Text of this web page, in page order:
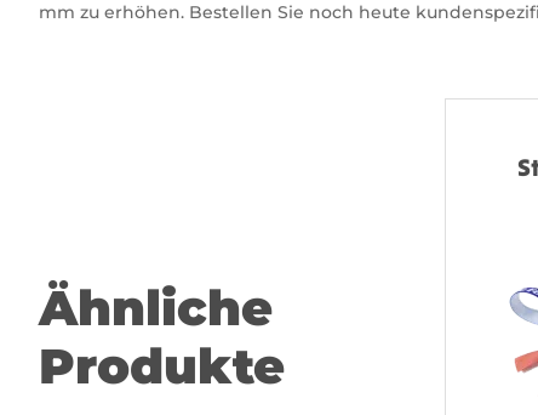
mm zu erhöhen. Bestellen Sie noch heute
Ähnliche
Produkte